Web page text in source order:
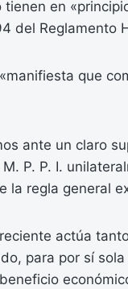
en
del Reglamento
que
ante un claro
P. P. I.
la regla general
actúa
para por sí